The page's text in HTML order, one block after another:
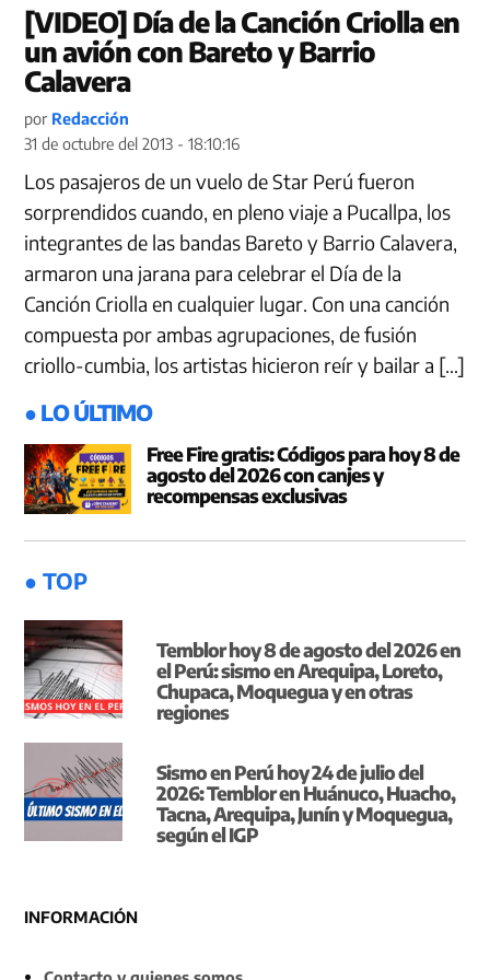
[VIDEO] Día de la Canción Criolla en
un avión con Bareto y Barrio
Calavera
por Redacción
31 de octubre del 2013 - 18:10:16
Los pasajeros de un vuelo de Star Perú fueron
sorprendidos cuando, en pleno viaje a Pucallpa, los
integrantes de las bandas Bareto y Barrio Calavera,
armaron una jarana para celebrar el Día de la
Canción Criolla en cualquier lugar. Con una canción
compuesta por ambas agrupaciones, de fusión
criollo-cumbia, los artistas hicieron reír y bailar a […]
● LO ÚLTIMO
Free Fire gratis: Códigos para hoy 8 de
agosto del 2026 con canjes y
recompensas exclusivas
● TOP
Temblor hoy 8 de agosto del 2026 en
el Perú: sismo en Arequipa, Loreto,
Chupaca, Moquegua y en otras
regiones
Sismo en Perú hoy 24 de julio del
2026: Temblor en Huánuco, Huacho,
Tacna, Arequipa, Junín y Moquegua,
según el IGP
INFORMACIÓN